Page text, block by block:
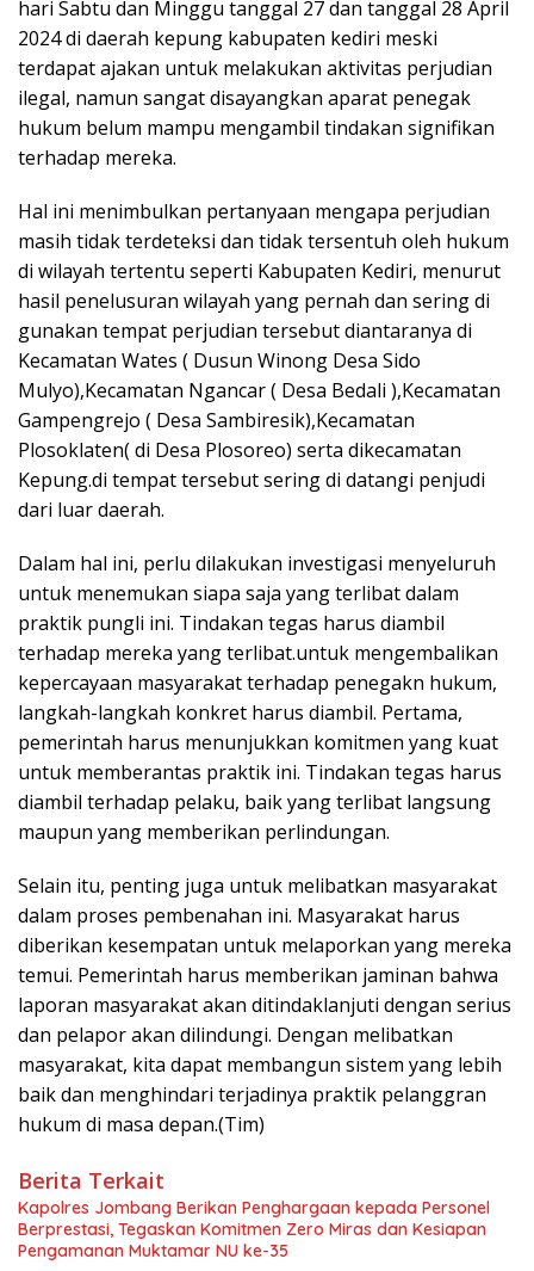
hari Sabtu dan Minggu tanggal 27 dan tanggal 28 April
2024 di daerah kepung kabupaten kediri meski
terdapat ajakan untuk melakukan aktivitas perjudian
ilegal, namun sangat disayangkan aparat penegak
hukum belum mampu mengambil tindakan signifikan
terhadap mereka.
Hal ini menimbulkan pertanyaan mengapa perjudian
masih tidak terdeteksi dan tidak tersentuh oleh hukum
di wilayah tertentu seperti Kabupaten Kediri, menurut
hasil penelusuran wilayah yang pernah dan sering di
gunakan tempat perjudian tersebut diantaranya di
Kecamatan Wates ( Dusun Winong Desa Sido
Mulyo),Kecamatan Ngancar ( Desa Bedali ),Kecamatan
Gampengrejo ( Desa Sambiresik),Kecamatan
Plosoklaten( di Desa Plosoreo) serta dikecamatan
Kepung.di tempat tersebut sering di datangi penjudi
dari luar daerah.
Dalam hal ini, perlu dilakukan investigasi menyeluruh
untuk menemukan siapa saja yang terlibat dalam
praktik pungli ini. Tindakan tegas harus diambil
terhadap mereka yang terlibat.untuk mengembalikan
kepercayaan masyarakat terhadap penegakn hukum,
langkah-langkah konkret harus diambil. Pertama,
pemerintah harus menunjukkan komitmen yang kuat
untuk memberantas praktik ini. Tindakan tegas harus
diambil terhadap pelaku, baik yang terlibat langsung
maupun yang memberikan perlindungan.
Selain itu, penting juga untuk melibatkan masyarakat
dalam proses pembenahan ini. Masyarakat harus
diberikan kesempatan untuk melaporkan yang mereka
temui. Pemerintah harus memberikan jaminan bahwa
laporan masyarakat akan ditindaklanjuti dengan serius
dan pelapor akan dilindungi. Dengan melibatkan
masyarakat, kita dapat membangun sistem yang lebih
baik dan menghindari terjadinya praktik pelanggran
hukum di masa depan.(Tim)
Berita Terkait
Kapolres Jombang Berikan Penghargaan kepada Personel
Berprestasi, Tegaskan Komitmen Zero Miras dan Kesiapan
Pengamanan Muktamar NU ke-35